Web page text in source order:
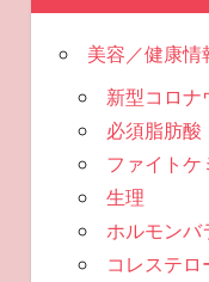
美容／健康情
新型コロナ
必須脂肪酸
ファイトケ
生理
ホルモンバ
コレステ